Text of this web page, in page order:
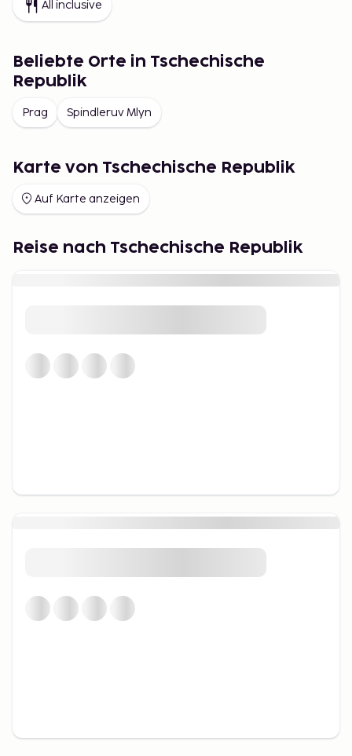
und Wohnungen bis hin zu luxuriösen First-Class-
kann man an den Tankstellen direkt vor der Einreise
ins Land oder an der ersten Tankstelle in Tschechien
kaufen.
All inclusive
Beliebte Orte in Tschechische
Republik
Prag Spindleruv Mlyn
Karte von Tschechische Republik
Auf Karte anzeigen
Reise nach Tschechische Republik